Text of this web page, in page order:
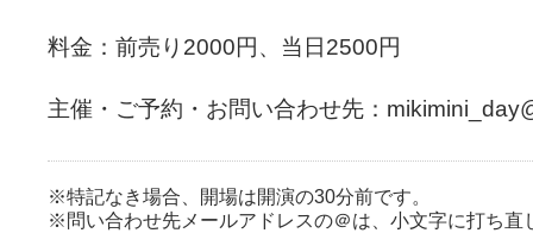
料金：前売り2000円、当日2500円
主催・ご予約・お問い合わせ先：
※特記なき場合、開場は開演の30分前です。
※問い合わせ先メールアドレスの＠は、小文字に打ち直